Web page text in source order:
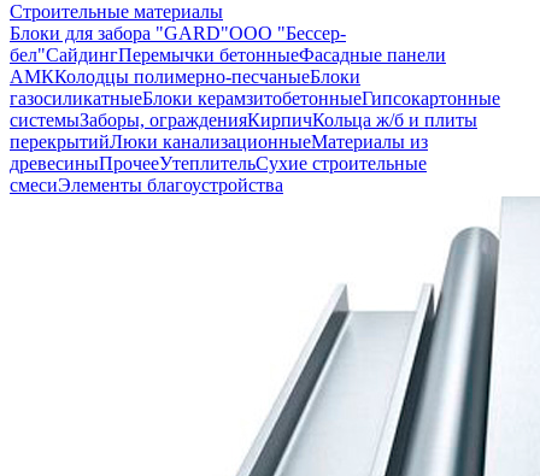
Строительные материалы
Блоки для забора "GARD"ООО "Бессер-
бел"СайдингПеремычки бетонныеФасадные панели
АМККолодцы полимерно-песчаныеБлоки
газосиликатныеБлоки керамзитобетонныеГипсокартонные
системыЗаборы, огражденияКирпичКольца ж/б и плиты
перекрытийЛюки канализационныеМатериалы из
древесиныПрочееУтеплительСухие строительные
смесиЭлементы благоустройства